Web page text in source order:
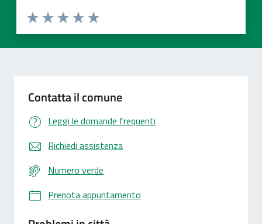
Valuta 5 stelle su 5
Valuta 4 stelle su 5
Valuta 3 stelle su 5
Valuta 2 stelle su 5
Valuta 1 stelle su 5
Contatta il comune
Leggi le domande frequenti
Richiedi assistenza
Numero verde
Prenota appuntamento